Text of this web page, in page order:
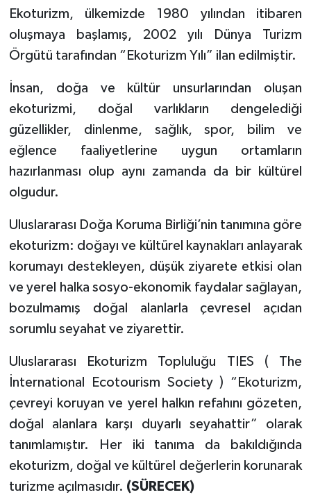
Ekoturizm, ülkemizde 1980 yılından itibaren
oluşmaya başlamış, 2002 yılı Dünya Turizm
Örgütü tarafından “Ekoturizm Yılı” ilan edilmiştir.
İnsan, doğa ve kültür unsurlarından oluşan
ekoturizmi, doğal varlıkların dengelediği
güzellikler, dinlenme, sağlık, spor, bilim ve
eğlence faaliyetlerine uygun ortamların
hazırlanması olup aynı zamanda da bir kültürel
olgudur.
Uluslararası Doğa Koruma Birliği’nin tanımına göre
ekoturizm: doğayı ve kültürel kaynakları anlayarak
korumayı destekleyen, düşük ziyarete etkisi olan
ve yerel halka sosyo-ekonomik faydalar sağlayan,
bozulmamış doğal alanlarla çevresel açıdan
sorumlu seyahat ve ziyarettir.
Uluslararası Ekoturizm Topluluğu TIES ( The
İnternational Ecotourism Society ) “Ekoturizm,
çevreyi koruyan ve yerel halkın refahını gözeten,
doğal alanlara karşı duyarlı seyahattir” olarak
tanımlamıştır. Her iki tanıma da bakıldığında
ekoturizm, doğal ve kültürel değerlerin korunarak
turizme açılmasıdır. (SÜRECEK)